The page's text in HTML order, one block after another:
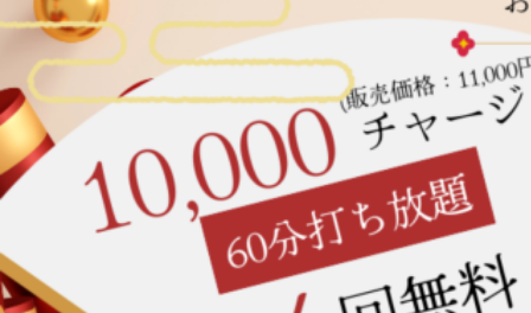
「自
重
ト
レ
ー
ニ
ン